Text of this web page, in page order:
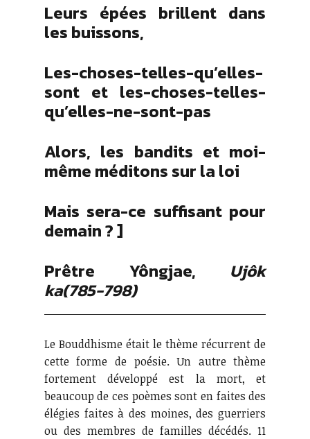
Leurs épées brillent dans
les buissons,
Les-choses-telles-qu’elles-
sont et les-choses-telles-
qu’elles-ne-sont-pas
Alors, les bandits et moi-
même méditons sur la loi
Mais sera-ce suffisant pour
demain ? ]
Prêtre Yôngjae, Ujôk
ka(785-798)
Le Bouddhisme était le thème récurrent de
cette forme de poésie. Un autre thème
fortement développé est la mort, et
beaucoup de ces poèmes sont en faites des
élégies faites à des moines, des guerriers
ou des membres de familles décédés. 11